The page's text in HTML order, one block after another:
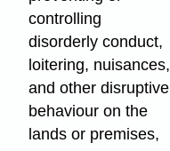
controlling
disorderly conduct,
loitering, nuisances,
and other disruptive
behaviour on the
lands or premises,